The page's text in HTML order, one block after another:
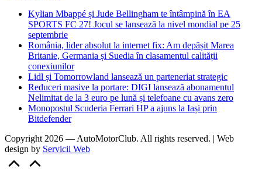
Kylian Mbappé și Jude Bellingham te întâmpină în EA
SPORTS FC 27! Jocul se lansează la nivel mondial pe 25
septembrie
România, lider absolut la internet fix: Am depășit Marea
Britanie, Germania și Suedia în clasamentul calității
conexiunilor
Lidl și Tomorrowland lansează un parteneriat strategic
Reduceri masive la portare: DIGI lansează abonamentul
Nelimitat de la 3 euro pe lună și telefoane cu avans zero
Monopostul Scuderia Ferrari HP a ajuns la Iași prin
Bitdefender
Copyright 2026 — AutoMotorClub. All rights reserved. | Web
design by Servicii Web